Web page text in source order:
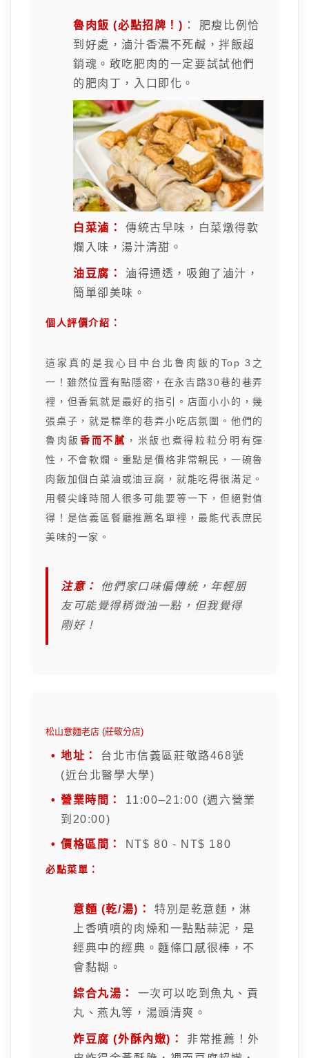
魯肉飯 (必點招牌！) ： 肥瘦比例恰
到好處，滷汁香濃不死鹹，拌飯超
銷魂。敢吃肥肉的一定要試試他們
的肥肉丁，入口即化。
白菜滷：
傳統古早味，白菜燉得軟
爛入味，湯汁清甜。
油豆腐：
滷得通透，吸飽了滷汁，
簡單卻美味。
個人評價介紹：
這家真的是我心目中台北魯肉飯的Top 3之
一！雖然位置有點隱密，在永吉路30巷的巷弄
裡，但香氣就是最好的指引。店面小小的，幾
張桌子，就是標準的巷弄小吃店氛圍。他們的
魯肉飯香而不膩 ，米飯也煮得粒粒分明有彈
性，不會軟爛。重點是價格非常親民，一碗魯
肉飯加個白菜滷或油豆腐，就能吃得很滿足。
用餐尖峰時間人很多可能要等一下，但絕對值
得！是信義區餐廳推薦名單裡，最能代表庶民
美味的一家。
注意：
他們家口味偏傳統，年輕朋
友可能覺得稍微油一點，但我覺得
剛好！
松山意麵老店 (莊敬分店)
地址：
台北市信義區莊敬路468號
(近台北醫學大學)
營業時間：
11:00–21:00 (週六營業
到20:00)
價格區間： NT$ 80 - NT$ 180
必點菜單：
意麵 (乾/湯)：
特別是乾意麵，淋
上香噴噴的肉燥和一點點蒜泥，是
經典中的經典。麵條口感很棒，不
會黏糊。
綜合丸湯：
一次可以吃到魚丸、貢
丸、燕丸等，湯頭清爽。
炸豆腐 (外酥內嫩)：
非常推薦！外